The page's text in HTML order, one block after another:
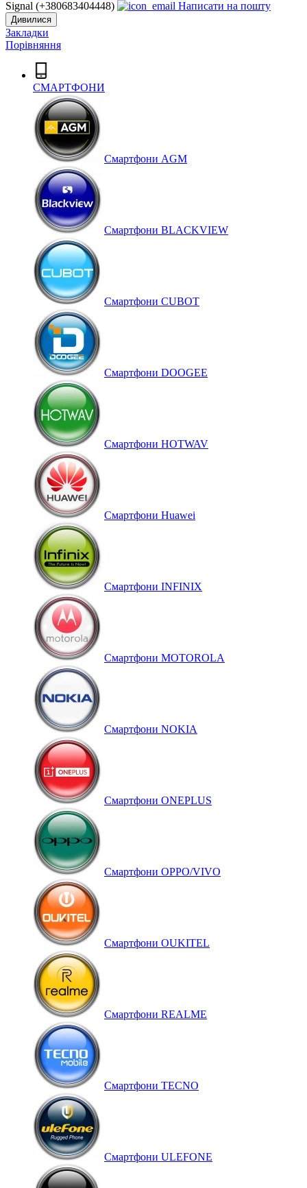
Signal (+380683404448)
Написати на пошту
Дивилися
Закладки
Порівняння
СМАРТФОНИ
Cмартфони AGM
Смартфони BLACKVIEW
Смартфони CUBOT
Смартфони DOOGEE
Смартфони HOTWAV
Смартфони Huawei
Смартфони INFINIX
Смартфони MOTOROLA
Смартфони NOKIA
Смартфони ONEPLUS
Смартфони OPPO/VIVO
Смартфони OUKITEL
Смартфони REALME
Смартфони TECNO
Смартфони ULEFONE